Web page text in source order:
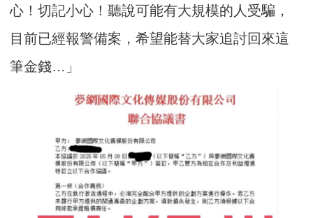
心！切記小心！聽說可能有大規模的人受騙，
目前已經報警備案，希望能替大家追討回來這
筆金錢…」